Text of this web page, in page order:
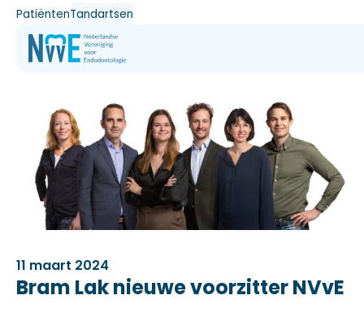
PatiëntenTandartsen
11 maart 2024
Bram Lak nieuwe voorzitter NVvE